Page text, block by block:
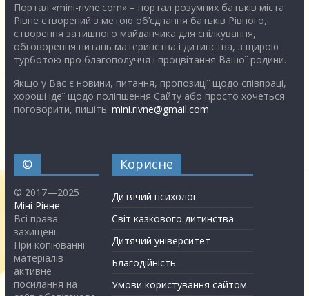
Портал «mini-rivne.com» – портал розумних батьків міста
Рівне створений з метою об’єднання батьків Рівного,
створення затишного майданчика для спілкування,
обговорення питань материнства і дитинства, з щирою
турботою про благополуччя і процвітання Вашої родини.
Якщо у Вас є новини, питання, пропозиції щодо співпраці,
хороші ідеї щодо поліпшення Сайту або просто хочеться
поговорити, пишіть: mini.rivne@gmail.com
©
© 2017—2025
Міні Рівне.
Всі права
захищені.
При копіюванні
матеріалів
активне
посилання на
Корисне
Дитячий психолог
Світ казкового дитинства
Дитячий університет
Благодійність
Умови користування сайтом